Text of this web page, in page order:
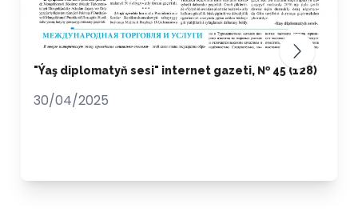
"Ýaş diplomatyň sesi" internet gazeti, № 45 (128)
30/04/2025